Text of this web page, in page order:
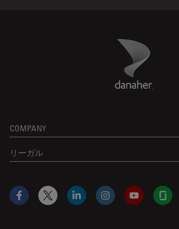
Danaher Logo
COMPANY
リーガル
Facebook
X LinkedInInstagramYouTube